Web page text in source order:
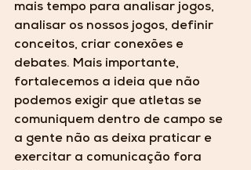
mais tempo para analisar jogos,
analisar os nossos jogos, definir
conceitos, criar conexões e
debates. Mais importante,
fortalecemos a ideia que não
podemos exigir que atletas se
comuniquem dentro de campo se
a gente não as deixa praticar e
exercitar a comunicação fora